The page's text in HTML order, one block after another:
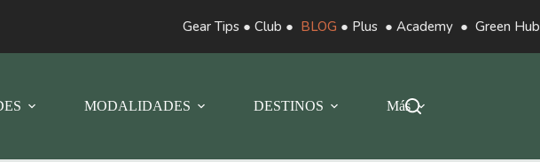
Gear Tips ● Club ● BLOG ● Plus ● Academy ● Green Hub
MODALIDADES DESTINOS Más